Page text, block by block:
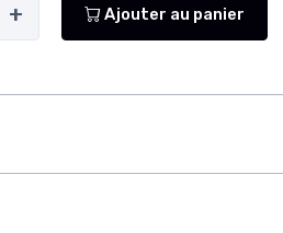
+ Ajouter au panier